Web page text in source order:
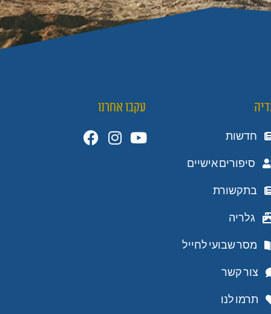
חדשות
סיפורים אישיים
בתקשורת
גלריה
מסר שבועי לחייל
צור קשר
תרמו לנו
עקבו אחרנו